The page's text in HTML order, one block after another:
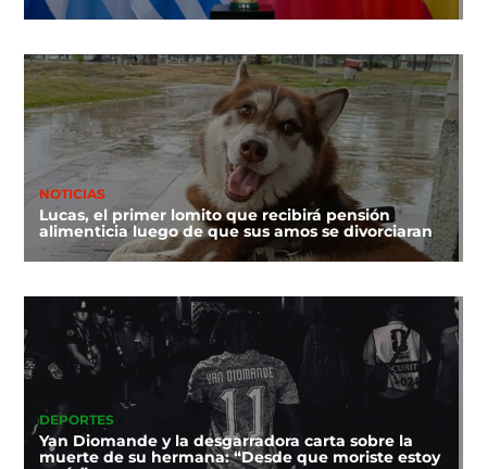
NOTICIAS
Lucas, el primer lomito que recibirá pensión
alimenticia luego de que sus amos se divorciaran
DEPORTES
Yan Diomande y la desgarradora carta sobre la
muerte de su hermana: “Desde que moriste estoy